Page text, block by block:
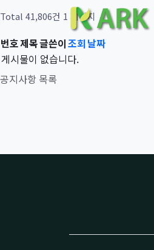
Total 41,806건 1 페이지
공지사항 목록
번호제목글쓴이조회날짜
게시물이 없습니다.